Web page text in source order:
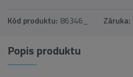
Kód produktu: 86346_ Záruka:
Popis produktu